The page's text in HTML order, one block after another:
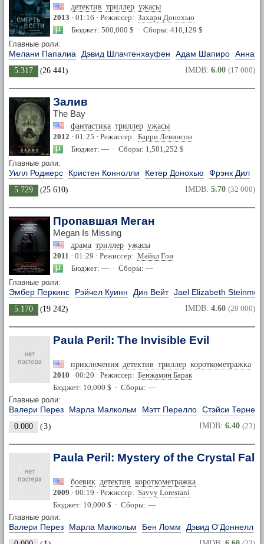
детектив триллер ужасы
2013 · 01:16 · Режиссер: Захари Донохью
Бюджет: 500,000 $ · Сборы: 410,129 $
Главные роли:
Мелани Папалиа Дэвид Шлачтенхауфен Адам Шапиро Анна
5.317 (26 441) IMDB: 6.00 (17 000)
Залив
The Bay
фантастика триллер ужасы
2012 · 01:25 · Режиссер: Барри Левинсон
Бюджет: — · Сборы: 1,581,252 $
Главные роли:
Уилл Роджерс Кристен Коннолли Кетер Донохью Фрэнк Дил
5.729 (25 610) IMDB: 5.70 (32 000)
Пропавшая Меган
Megan Is Missing
драма триллер ужасы
2011 · 01:29 · Режиссер: Майкл Гои
Бюджет: — · Сборы: —
Главные роли:
Эмбер Перкинс Рэйчел Куинн Дин Вейт Jael Elizabeth
5.170 (19 242) IMDB: 4.60 (20 000)
Paula Peril: The Invisible Evil
приключения детектив триллер короткометражка
2010 · 00:20 · Режиссер: Бенжамин Барак
Бюджет: 10,000 $ · Сборы: —
Главные роли:
Валери Перез Марла Малкольм Мэтт Перелло Стэйси Тернер
0.000 (3) IMDB: 6.40 (23)
Paula Peril: Mystery of the Crystal
боевик детектив короткометражка
2009 · 00:19 · Режиссер: Savvy Lorestani
Бюджет: 10,000 $ · Сборы: —
Главные роли:
Валери Перез Марла Малкольм Бен Ломм Дэвид О’Доннелл